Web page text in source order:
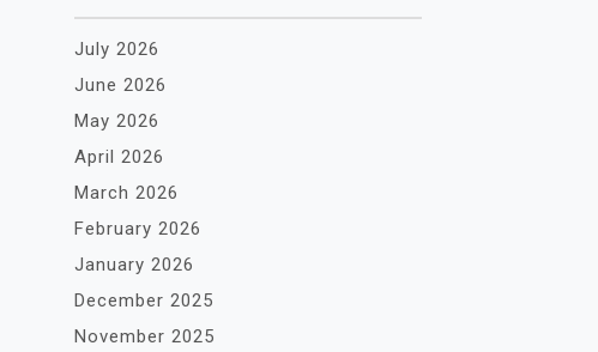
July 2026
June 2026
May 2026
April 2026
March 2026
February 2026
January 2026
December 2025
November 2025